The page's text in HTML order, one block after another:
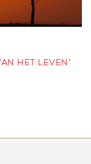
HET LEVEN’